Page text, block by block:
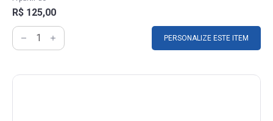
R$ 125,00
PERSONALIZE ESTE ITEM